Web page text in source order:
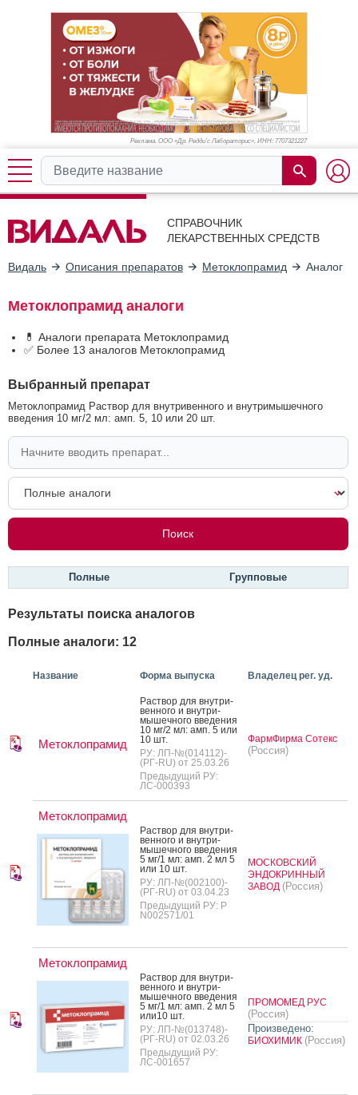
Реклама. ООО «Др. Редди’с Лабораторис», ИНН: 7707321227
СПРАВОЧНИК
ЛЕКАРСТВЕННЫХ СРЕДСТВ
Видаль Описания препаратов Метоклопрамид Аналоги
Метоклопрамид аналоги
💊 Аналоги препарата Метоклопрамид
✅ Более 13 аналогов Метоклопрамид
Выбранный препарат
Метоклопрамид Раствор для внутривенного и внутримышечного
введения 10 мг/2 мл: амп. 5, 10 или 20 шт.
Полные Групповые
Результаты поиска аналогов
Полные аналоги: 12
Название Форма выпуска Владелец рег. уд.
Метоклопрамид
Рас­твор для внут­ри­
вен­но­го и внут­ри­
мышеч­но­го вве­дения
10 мг/2 мл: амп. 5 или
10 шт.
РУ: ЛП-№(014112)-
(РГ-RU) от 25.03.26
Предыдущий РУ:
ЛС-000393
ФармФирма Сотекс
(Россия)
Метоклопрамид
Рас­твор для внут­ри­
вен­но­го и внут­ри­
мышеч­но­го вве­дения
5 мг/1 мл: амп. 2 мл 5
или 10 шт.
РУ: ЛП-№(002100)-
(РГ-RU) от 03.04.23
Предыдущий РУ: Р
N002571/01
МОСКОВСКИЙ
ЭНДОКРИННЫЙ
ЗАВОД (Россия)
Метоклопрамид
Рас­твор для внут­ри­
вен­но­го и внут­ри­
мышеч­но­го вве­дения
5 мг/1 мл: амп. 2 мл 5
или10 шт.
РУ: ЛП-№(013748)-
(РГ-RU) от 02.03.26
Предыдущий РУ:
ЛС-001657
ПРОМОМЕД РУС
(Россия)
Произведено:
БИОХИМИК (Россия)